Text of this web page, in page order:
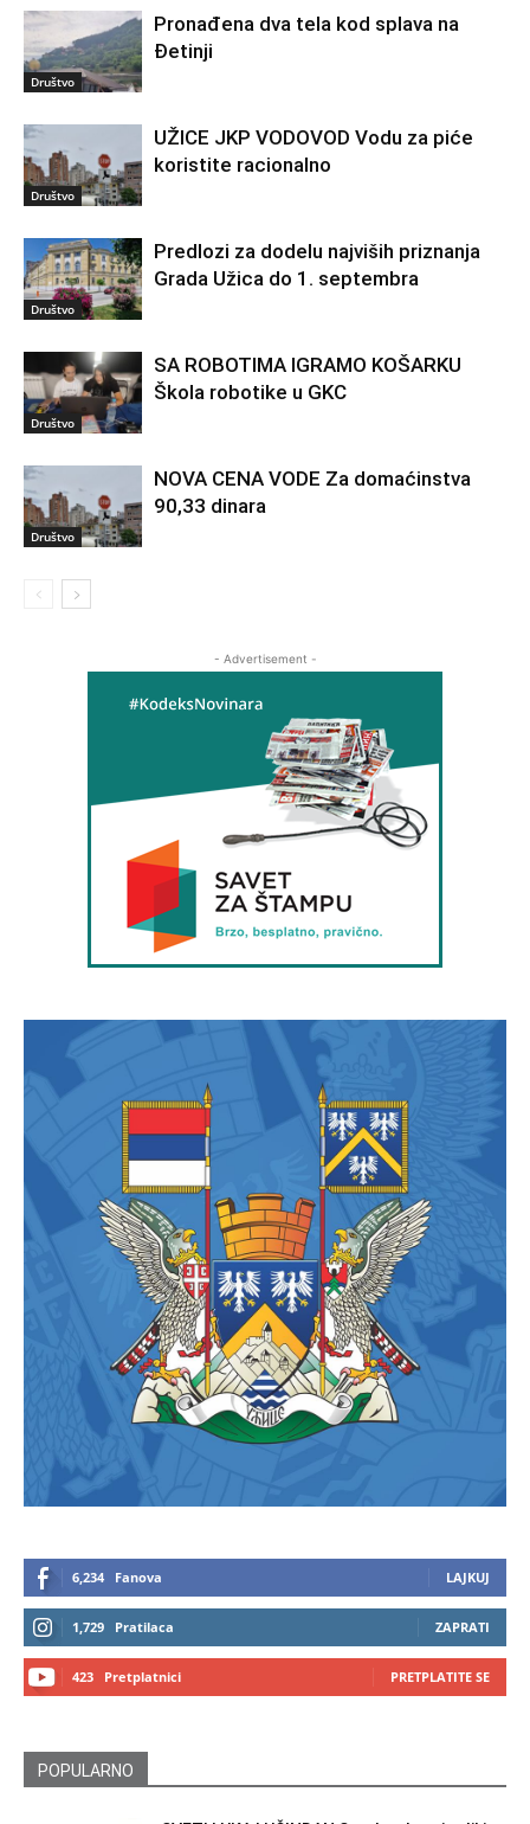
Društvo
Pronađena dva tela kod splava na
Đetinji
Društvo
UŽICE JKP VODOVOD Vodu za piće
koristite racionalno
Društvo
Predlozi za dodelu najviših priznanja
Grada Užica do 1. septembra
Društvo
SA ROBOTIMA IGRAMO KOŠARKU
Škola robotike u GKC
Društvo
NOVA CENA VODE Za domaćinstva
90,33 dinara
- Advertisement -
6,234 Fanova LAJKUJ
1,729 Pratilaca ZAPRATI
423 Pretplatnici PRETPLATITE SE
POPULARNO